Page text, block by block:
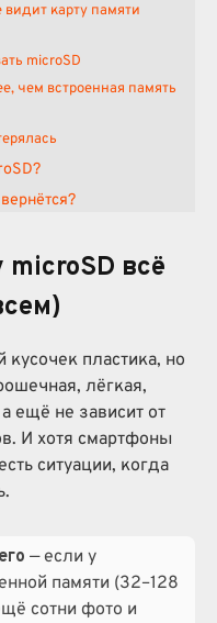
карту памяти
microSD
чем встроенная память
всё
кусочек пластика, но
лёгкая,
ещё не зависит от
И хотя смартфоны
ситуации, когда
— если у
памяти (32–128
сотни фото и